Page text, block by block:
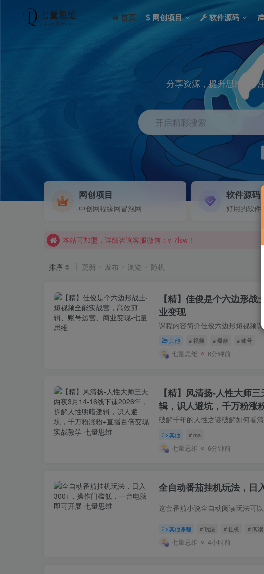
首页 网创项目 软件源码
分享资源，提升思维--专
开启精彩搜索
网创项目
中创网福缘网冒泡网
软件源码
好用的软件
本站可加盟，详细咨询客服微信：v-7lsw！
本站可加盟，详细咨询客服微信：v-7lsw！
排序
更新 发布 浏览 随机
【精】佳俊是个六边形
业变现
其他 # 视频 # 爆款 # 账号
七量思维 6分钟前
【精】风清扬-人性大师
辑，识人避坑，千万粉涨
其他 # ma
七量思维 6分钟前
全自动番茄挂机玩法，日
其他课程 # 玩法 # 挂机 # 阅读
七量思维 4小时前